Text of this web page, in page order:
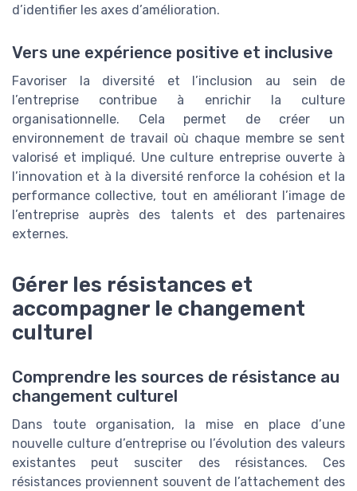
d’identifier les axes d’amélioration.
Vers une expérience positive et inclusive
Favoriser la diversité et l’inclusion au sein de
l’entreprise contribue à enrichir la culture
organisationnelle. Cela permet de créer un
environnement de travail où chaque membre se sent
valorisé et impliqué. Une culture entreprise ouverte à
l’innovation et à la diversité renforce la cohésion et la
performance collective, tout en améliorant l’image de
l’entreprise auprès des talents et des partenaires
externes.
Gérer les résistances et
accompagner le changement
culturel
Comprendre les sources de résistance au
changement culturel
Dans toute organisation, la mise en place d’une
nouvelle culture d’entreprise ou l’évolution des valeurs
existantes peut susciter des résistances. Ces
résistances proviennent souvent de l’attachement des